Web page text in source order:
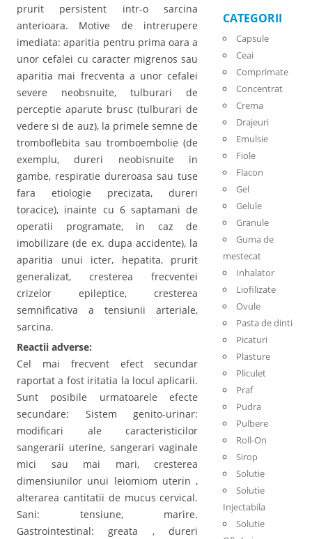
prurit persistent intr-o sarcina
anterioara. Motive de intrerupere
imediata: aparitia pentru prima oara a
unor cefalei cu caracter migrenos sau
aparitia mai frecventa a unor cefalei
severe neobsnuite, tulburari de
perceptie aparute brusc (tulburari de
vedere si de auz), la primele semne de
tromboflebita sau tromboembolie (de
exemplu, dureri neobisnuite in
gambe, respiratie dureroasa sau tuse
fara etiologie precizata, dureri
toracice), inainte cu 6 saptamani de
operatii programate, in caz de
imobilizare (de ex. dupa accidente), la
aparitia unui icter, hepatita, prurit
generalizat, cresterea frecventei
crizelor epileptice, cresterea
semnificativa a tensiunii arteriale,
sarcina.
Reactii adverse:
Cel mai frecvent efect secundar
raportat a fost iritatia la locul aplicarii.
Sunt posibile urmatoarele efecte
secundare: Sistem genito-urinar:
modificari ale caracteristicilor
sangerarii uterine, sangerari vaginale
mici sau mai mari, cresterea
dimensiunilor unui leiomiom uterin ,
alterarea cantitatii de mucus cervical.
Sani: tensiune, marire.
Gastrointestinal: greata , dureri
CATEGORII
Capsule
Ceai
Comprimate
Concentrat
Crema
Drajeuri
Emulsie
Fiole
Flacon
Gel
Gelule
Granule
Guma de
mestecat
Inhalator
Liofilizate
Ovule
Pasta de dinti
Picaturi
Plasture
Pliculet
Praf
Pudra
Pulbere
Roll-On
Sirop
Solutie
Solutie
Injectabila
Solutie